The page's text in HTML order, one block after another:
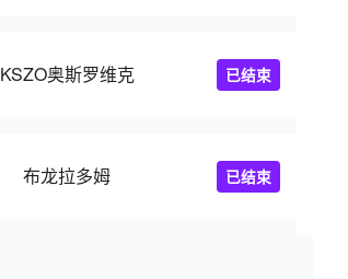
KSZO奥斯罗维克 已结束
布龙拉多姆 已结束